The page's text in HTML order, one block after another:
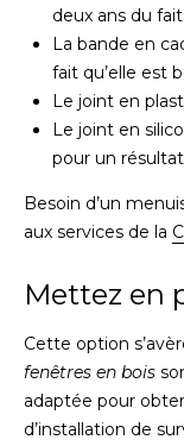
deux ans du
La bande en
fait qu’elle est
Le joint en
Le joint en
pour un
Besoin d’un
aux services de la
Mettez en
Cette option
fenêtres en bois
adaptée pour
d’installation de